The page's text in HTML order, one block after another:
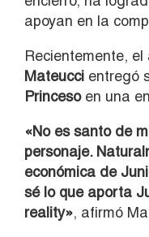
apoyan en la
Recientemente,
Mateucci entregó
Princesoen una
«No es santo de
personaje.
económica de
sé lo que aporta
reality», afirmó